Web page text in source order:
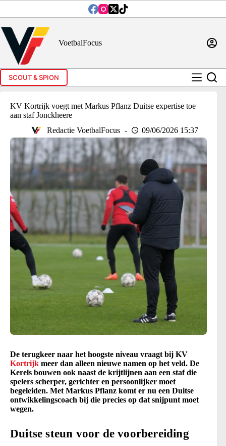
inhoud
VoetbalFocus
SCOUT & SPION
KV Kortrijk voegt met Markus Pflanz Duitse expertise toe
aan staf Jonckheere
Redactie VoetbalFocus
09/06/2026 15:37
De terugkeer naar het hoogste niveau vraagt bij KV
Kortrijk meer dan alleen nieuwe namen op het veld. De
Kerels bouwen ook naast de krijtlijnen aan een staf die
spelers scherper, gerichter en persoonlijker moet
begeleiden. Met Markus Pflanz komt er nu een Duitse
ontwikkelingscoach bij die precies op dat snijpunt moet
wegen.
Duitse steun voor de voorbereiding